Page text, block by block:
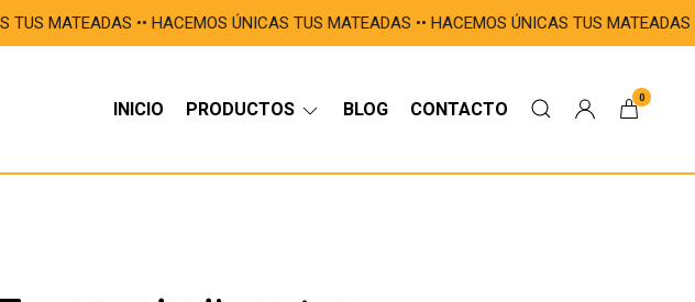
•ㅤㅤㅤㅤㅤㅤㅤㅤㅤㅤㅤ• HACEMOS ÚNICAS TUS MATEADAS •ㅤㅤㅤㅤㅤㅤㅤㅤㅤㅤㅤ• HACEMOS ÚNICAS TUS MATEADAS •
INICIO PRODUCTOS BLOG CONTACTO
0